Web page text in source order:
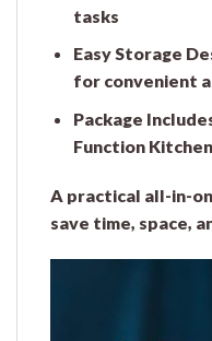
tasks
Easy Storage
for convenient
Package
Function
A practical all-in-
save time, space,